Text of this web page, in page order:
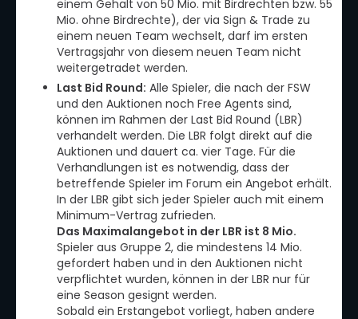
einem Gehalt von 50 Mio. mit Birdrechten bzw. 55
Mio. ohne Birdrechte), der via Sign & Trade zu
einem neuen Team wechselt, darf im ersten
Vertragsjahr von diesem neuen Team nicht
weitergetradet werden.
Last Bid Round: Alle Spieler, die nach der FSW
und den Auktionen noch Free Agents sind,
können im Rahmen der Last Bid Round (LBR)
verhandelt werden. Die LBR folgt direkt auf die
Auktionen und dauert ca. vier Tage. Für die
Verhandlungen ist es notwendig, dass der
betreffende Spieler im Forum ein Angebot erhält.
In der LBR gibt sich jeder Spieler auch mit einem
Minimum-Vertrag zufrieden.
Das Maximalangebot in der LBR ist 8 Mio.
Spieler aus Gruppe 2, die mindestens 14 Mio.
gefordert haben und in den Auktionen nicht
verpflichtet wurden, können in der LBR nur für
eine Season gesignt werden.
Sobald ein Erstangebot vorliegt, haben andere